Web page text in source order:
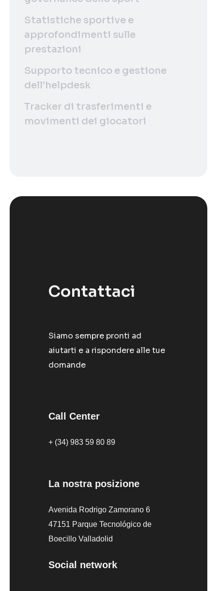
Statistiche sportive e
approfondimenti sulle
prestazioni
Supporto tecnico e gestione
dell’helpdesk
Tracker di trasferimenti e
movimenti dei giocatori
Contattaci
Siamo sempre pronti ad
aiutarti e a rispondere alle tue
domande
Call Center
+ (34) 983 59 80 89
La nostra posizione
Avenida Rodrigo Zamorano 6
47151 Parque Tecnológico de
Boecillo Valladolid
Social network